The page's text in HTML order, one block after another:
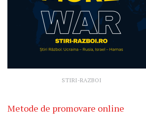
STIRI-RAZBOI
Metode de promovare online